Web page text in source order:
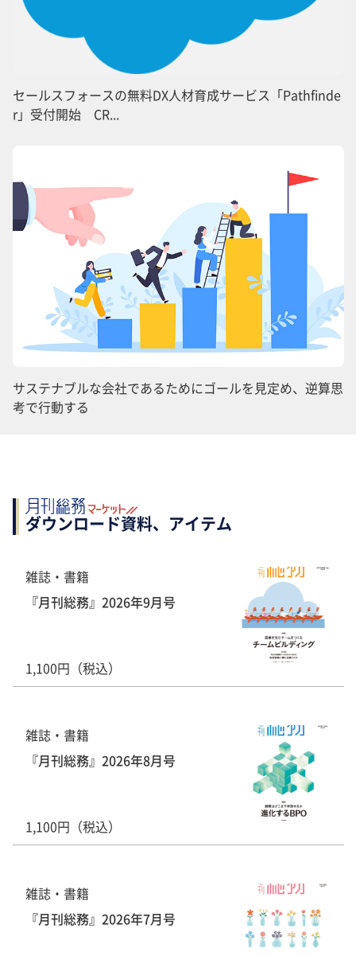
セールスフォースの無料DX人材育成サービス「Pathfinde
r」受付開始 CR...
サステナブルな会社であるためにゴールを見定め、逆算思
考で行動する
ダウンロード資料、アイテム
雑誌・書籍
『月刊総務』2026年9月号
1,100円（税込）
雑誌・書籍
『月刊総務』2026年8月号
1,100円（税込）
雑誌・書籍
『月刊総務』2026年7月号